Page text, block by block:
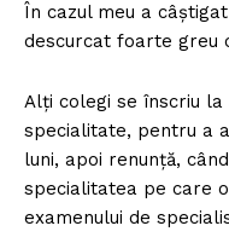
În cazul meu a
descurcat foarte greu
Alți colegi se înscriu
specialitate, pentru a
luni, apoi renunță,
specialitatea pe care
examenului de